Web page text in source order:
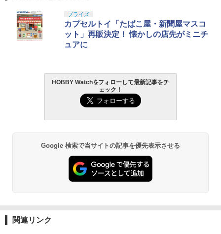
1
マックスファクトリー PLAMATEA MX
ちゃん 組み立て式プラモデル ノンスケ
ール 全高約160mm
￥10,094
BANDAI SPIRITS(バンダイ スピリッツ)
HG 機動新世紀ガンダムX ガンダムレオ
パルド 1/144スケール 色分け済みプラモ
BANDAI SPIRITS(バンダイ スピリッツ)
機動警察パトレイバー EZY RG 1/48 AV-
98Plus (イングラム・プラス) 色分け済
1
東京マルイ(TOKYO MARUI) No.25 コル
ト ガバメント HG 18歳以上エアーHOP
ハンドガン
￥3,384
東京マルイ (TOKYO MARUI) ガスブロー
バックマシンガン No.14 20式 5.56mm
小銃 18歳以上 ガスブローバック
￥220,000
東京マルイ(TOKYO MARUI) No.21 H&K
USP HG 18歳以上エアーHOPハンドガン
￥3,409
4
1
タミヤ クラフトツールシリーズ No.123
先細薄刃ニッパー (ゲートカット用) プラ
モデル用工具 74123
￥2,674
LOCTITE(ロックタイト) シールはがし
プレミアム 220ml
タミヤ(TAMIYA) メイクアップ材シリー
ズ No.3 タミヤセメント(角びん) 40ml 模
型用接着剤 87003
プライズ
カプセルトイ「たばこ屋・新聞屋マスコ
ット」再販決定！ 懐かしの店先がミニチ
ュアに
HOBBY Watchをフォローして最新記事をチ
ェック！
Google 検索で当サイトの記事を優先表示させる
関連リンク